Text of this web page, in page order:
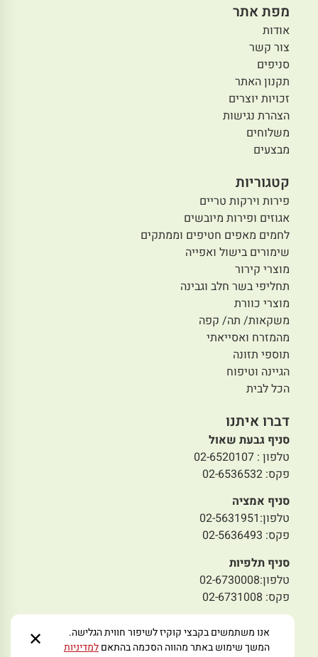
מפת אתר
אודות
צור קשר
סניפים
תקנון האתר
זכויות יוצרים
הצהרת נגישות
משלוחים
מבצעים
קטגוריות
פירות וירקות טריים
אגוזים ופירות מיובשים
לחמים מאפים חטיפים וממתקים
שימורים בישול ואפייה
מוצרי קירור
תחליפי בשר חלב וגבינה
מוצרי כוורת
משקאות/ תה/ קפה
מהמזרח ואסייאתי
תוספי תזונה
הגיינה וטיפוח
הכל לבית
דברו איתנו
סניף גבעת שאול
טלפון : 02-6520107
פקס: 02-6536532
סניף אמציה
טלפון:02-5631951
פקס: 02-5636493
סניף תלפיות
טלפון:02-6730008
פקס: 02-6731008
טלפון: 02-5797978
אנו משתמשים בקבצי קוקיז לשיפור חווית הגלישה.
המשך שימוש באתר מהווה הסכמה בהתאםלמדיניות ✕